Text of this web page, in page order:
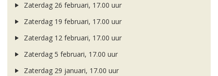
Zaterdag 26 februari, 17.00 uur
Zaterdag 19 februari, 17.00 uur
Zaterdag 12 februari, 17.00 uur
Zaterdag 5 februari, 17.00 uur
Zaterdag 29 januari, 17.00 uur